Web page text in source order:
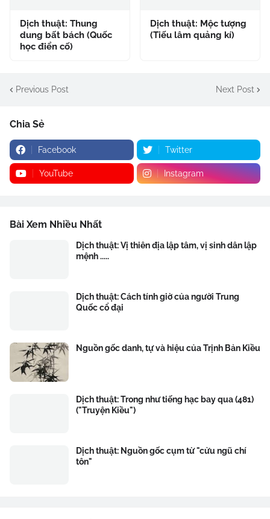
Dịch thuật: Thung
dung bất bách (Quốc
học điển cố)
Dịch thuật: Mộc tượng
(Tiếu lâm quảng kí)
Previous Post Next Post
Chia Sẻ
Facebook Twitter
YouTube Instagram
Bài Xem Nhiều Nhất
Dịch thuật: Vị thiên địa lập tâm, vị sinh dân lập
mệnh .....
Dịch thuật: Cách tính giờ của người Trung
Quốc cổ đại
Nguồn gốc danh, tự và hiệu của Trịnh Bản Kiều
Dịch thuật: Trong như tiếng hạc bay qua (481)
("Truyện Kiều")
Dịch thuật: Nguồn gốc cụm từ "cửu ngũ chí
tôn"